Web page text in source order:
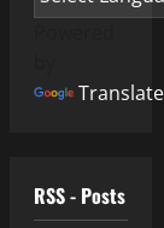
Translate
RSS - Posts